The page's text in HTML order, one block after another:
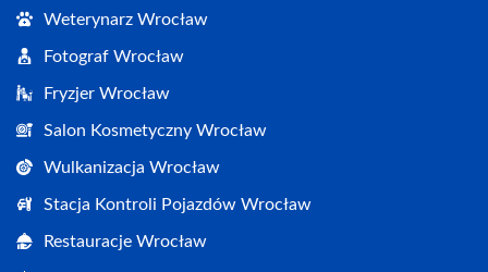
Weterynarz Wrocław
Fotograf Wrocław
Fryzjer Wrocław
Salon Kosmetyczny Wrocław
Wulkanizacja Wrocław
Stacja Kontroli Pojazdów Wrocław
Restauracje Wrocław